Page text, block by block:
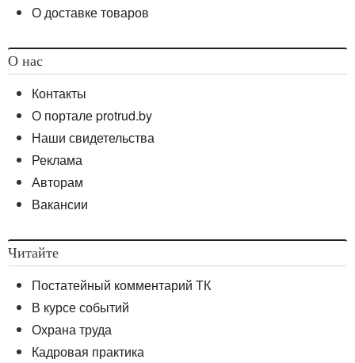
О доставке товаров
О нас
Контакты
О портале protrud.by
Наши свидетельства
Реклама
Авторам
Вакансии
Читайте
Постатейный комментарий ТК
В курсе событий
Охрана труда
Кадровая практика